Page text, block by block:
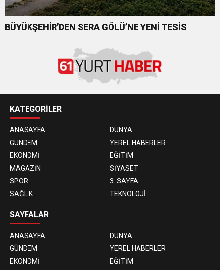
BÜYÜKŞEHİR’DEN SERA GÖLÜ’NE YENİ TESİS
KATEGORİLER
ANASAYFA
DÜNYA
GÜNDEM
YEREL HABERLER
EKONOMİ
EĞİTİM
MAGAZİN
SİYASET
SPOR
3. SAYFA
SAĞLIK
TEKNOLOJİ
SAYFALAR
ANASAYFA
DÜNYA
GÜNDEM
YEREL HABERLER
EKONOMİ
EĞİTİM